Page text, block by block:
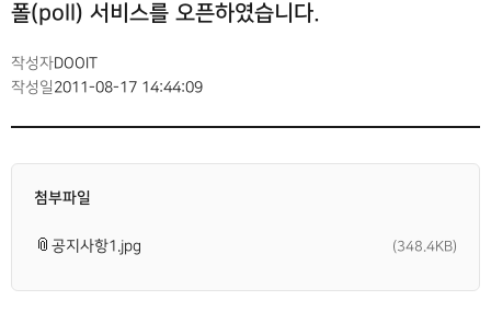
폴(poll) 서비스를 오픈하였습니다.
작성자DOOIT
작성일2011-08-17 14:44:09
첨부파일
📎 공지사항1.jpg (348.4KB)